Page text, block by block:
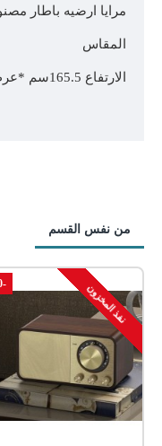
مرايا ارضيه باطار
المقاس
الارتفاع 165.5سم *عرض75.5 سم
من نفس القسم
-50 % نفذ المخزون